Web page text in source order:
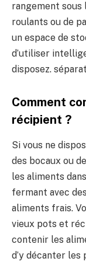
rangement sous
roulants ou de
un espace de
d’utiliser
disposez.
Comment
récipient ?
Si vous ne
des bocaux ou
les aliments
fermant avec
aliments frais.
vieux pots et
contenir les
d’y décanter les